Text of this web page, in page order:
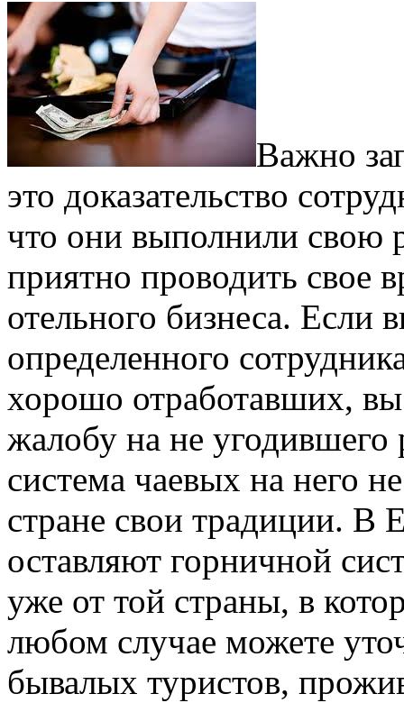
Важно
это доказательство
что они выполнили свою
приятно проводить свое
отельного бизнеса. Если
определенного
хорошо отработавших, вы
жалобу на не угодившего
система чаевых на него
стране свои традиции. В
оставляют горничной
уже от той страны, в
любом случае можете
бывалых туристов,